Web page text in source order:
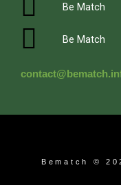
Be Match
Be Match
Bematch ©